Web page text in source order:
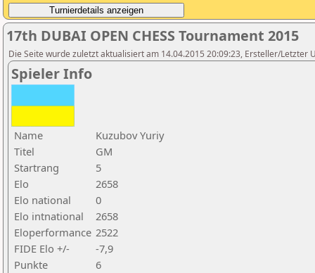
17th DUBAI OPEN CHESS Tournament 2015
Die Seite wurde zuletzt aktualisiert am 14.04.2015 20:09:23, Ersteller/Letzter
Spieler Info
Name
Kuzubov Yuriy
Titel
GM
Startrang
5
Elo
2658
Elo national
0
Elo intnational
2658
Eloperformance 2522
FIDE Elo +/-
-7,9
Punkte
6